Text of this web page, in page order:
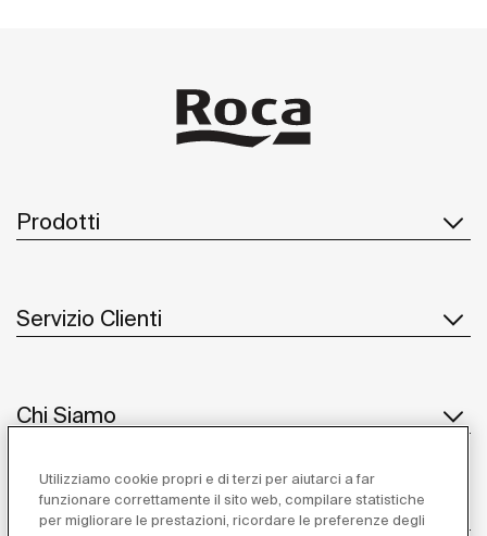
Prodotti
Servizio Clienti
Chi Siamo
Ispirazione
Utilizziamo cookie propri e di terzi per aiutarci a far
funzionare correttamente il sito web, compilare statistiche
per migliorare le prestazioni, ricordare le preferenze degli